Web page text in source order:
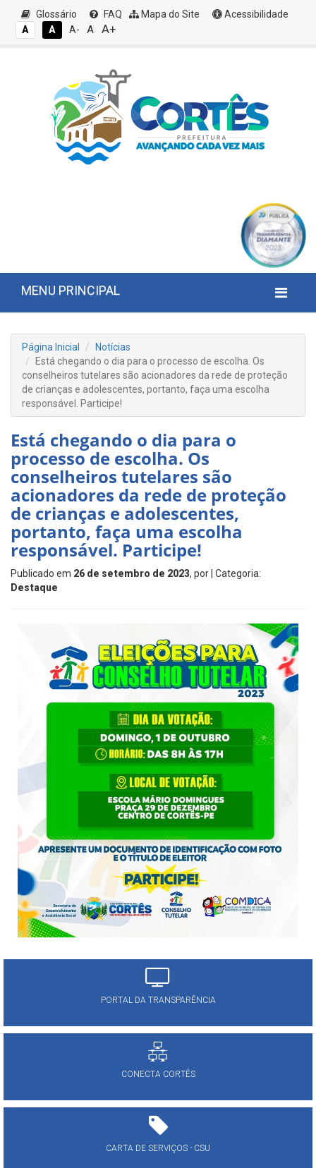
Glossário FAQ Mapa do Site
Acessibilidade
A
A A- A A+
MENU PRINCIPAL
Página Inicial
Notícias
Está chegando o dia para o processo de escolha. Os
conselheiros tutelares são acionadores da rede de proteção
de crianças e adolescentes, portanto, faça uma escolha
responsável. Participe!
Está chegando o dia para o
processo de escolha. Os
conselheiros tutelares são
acionadores da rede de proteção
de crianças e adolescentes,
portanto, faça uma escolha
responsável. Participe!
Publicado em 26 de setembro de 2023, por | Categoria:
Destaque
PORTAL DA TRANSPARÊNCIA
CONECTA CORTÊS
CARTA DE SERVIÇOS - CSU